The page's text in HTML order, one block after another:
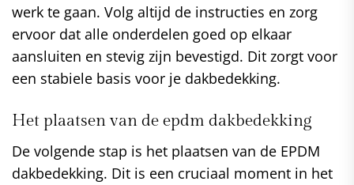
werk te gaan. Volg altijd de instructies en zorg
ervoor dat alle onderdelen goed op elkaar
aansluiten en stevig zijn bevestigd. Dit zorgt voor
een stabiele basis voor je dakbedekking.
Het plaatsen van de epdm dakbedekking
De volgende stap is het plaatsen van de EPDM
dakbedekking. Dit is een cruciaal moment in het